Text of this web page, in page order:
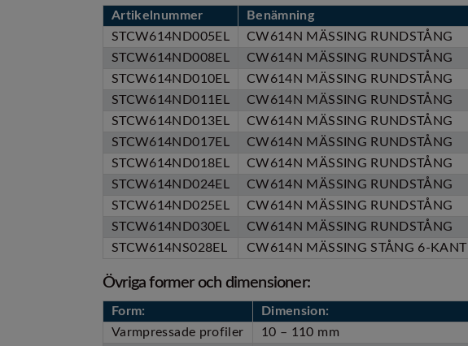
Artikelnummer Benämning
STCW614ND005EL
CW614N MÄSSING RUNDSTÅNG
STCW614ND008EL
CW614N MÄSSING RUNDSTÅNG
STCW614ND010EL
CW614N MÄSSING RUNDSTÅNG
STCW614ND011EL
CW614N MÄSSING RUNDSTÅNG
STCW614ND013EL
CW614N MÄSSING RUNDSTÅNG
STCW614ND017EL
CW614N MÄSSING RUNDSTÅNG
STCW614ND018EL
CW614N MÄSSING RUNDSTÅNG
STCW614ND024EL
CW614N MÄSSING RUNDSTÅNG
STCW614ND025EL
CW614N MÄSSING RUNDSTÅNG
STCW614ND030EL
CW614N MÄSSING RUNDSTÅNG
STCW614NS028EL
CW614N MÄSSING STÅNG 6-KANT
Övriga former och dimensioner:
Form:
Dimension:
Varmpressade profiler
10 – 110 mm